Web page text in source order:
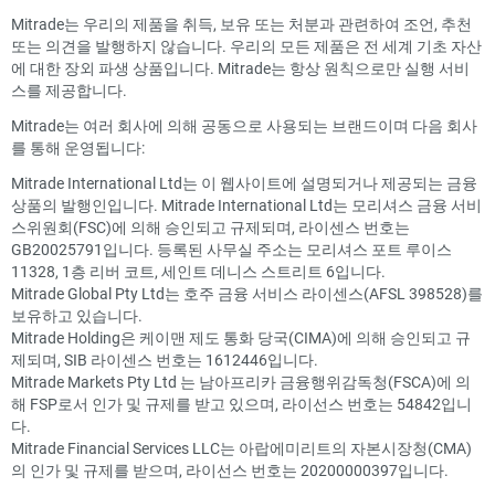
Mitrade는 우리의 제품을 취득, 보유 또는 처분과 관련하여 조언, 추천
또는 의견을 발행하지 않습니다. 우리의 모든 제품은 전 세계 기초 자산
에 대한 장외 파생 상품입니다. Mitrade는 항상 원칙으로만 실행 서비
스를 제공합니다.
Mitrade는 여러 회사에 의해 공동으로 사용되는 브랜드이며 다음 회사
를 통해 운영됩니다:
Mitrade International Ltd는 이 웹사이트에 설명되거나 제공되는 금융
상품의 발행인입니다. Mitrade International Ltd는 모리셔스 금융 서비
스위원회(FSC)에 의해 승인되고 규제되며, 라이센스 번호는
GB20025791입니다. 등록된 사무실 주소는 모리셔스 포트 루이스
11328, 1층 리버 코트, 세인트 데니스 스트리트 6입니다.
Mitrade Global Pty Ltd는 호주 금융 서비스 라이센스(AFSL 398528)를
보유하고 있습니다.
Mitrade Holding은 케이맨 제도 통화 당국(CIMA)에 의해 승인되고 규
제되며, SIB 라이센스 번호는 1612446입니다.
Mitrade Markets Pty Ltd 는 남아프리카 금융행위감독청(FSCA)에 의
해 FSP로서 인가 및 규제를 받고 있으며, 라이선스 번호는 54842입니
다.
Mitrade Financial Services LLC는 아랍에미리트의 자본시장청(CMA)
의 인가 및 규제를 받으며, 라이선스 번호는 20200000397입니다.